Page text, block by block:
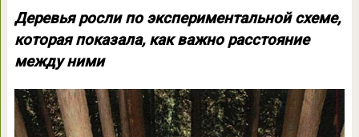
Деревья росли по экспериментальной схеме,
которая показала, как важно расстояние
между ними